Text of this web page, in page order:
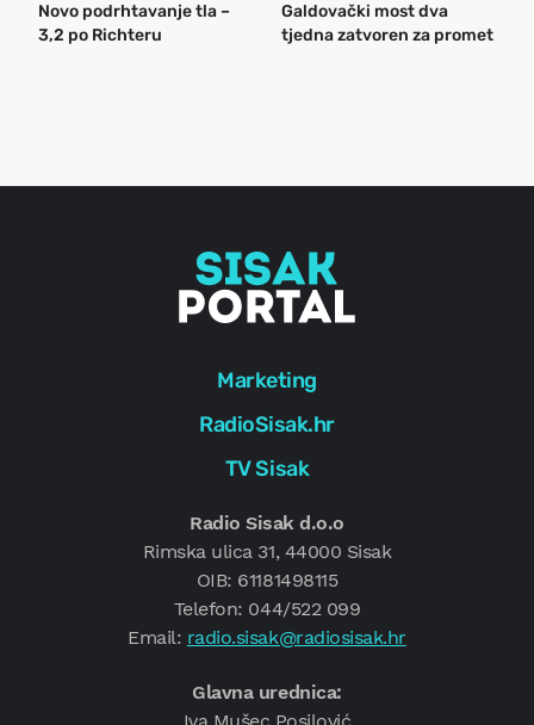
Novo podrhtavanje tla –
3,2 po Richteru
Galdovački most dva
tjedna zatvoren za promet
Marketing
RadioSisak.hr
TV Sisak
Radio Sisak d.o.o
Rimska ulica 31, 44000 Sisak
OIB: 61181498115
Telefon: 044/522 099
Email: radio.sisak@radiosisak.hr
Glavna urednica: